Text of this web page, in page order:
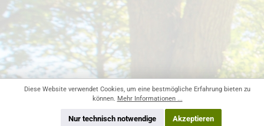
Diese Website verwendet Cookies, um eine bestmögliche Erfahrung bieten zu
können. Mehr Informationen ...
Nur technisch notwendige Akzeptieren